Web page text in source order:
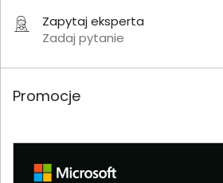
Zapytaj eksperta
Zadaj pytanie
Promocje